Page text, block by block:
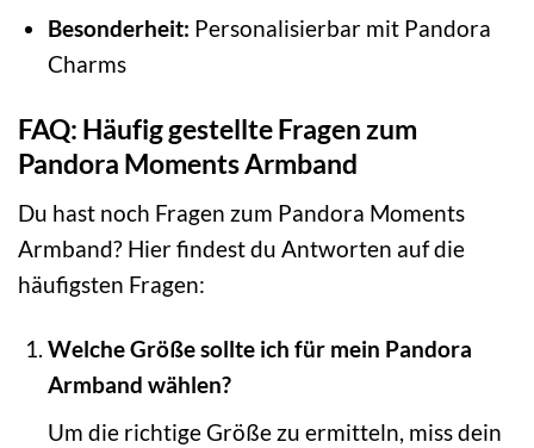
Besonderheit: Personalisierbar mit Pandora
Charms
FAQ: Häufig gestellte Fragen zum
Pandora Moments Armband
Du hast noch Fragen zum Pandora Moments
Armband? Hier findest du Antworten auf die
häufigsten Fragen:
Welche Größe sollte ich für mein Pandora
Armband wählen?
Um die richtige Größe zu ermitteln, miss dein